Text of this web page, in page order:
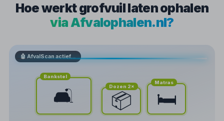
Hoe werkt grofvuil laten ophalen
via Afvalophalen.nl?
🤖 AfvalScan actief…
Bankstel
🛋️ Dozen 2×
📦
Matras
🛏️